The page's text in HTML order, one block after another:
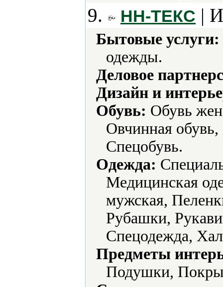
9. НН-ТЕКС |
Бытовые услуги:
одежды.
Деловое
Дизайн и
Обувь: Обувь
Овчинная
Спецобувь.
Одежда:
Медицинская
мужская,
Рубашки,
Спецодежда,
Предметы
Подушки,